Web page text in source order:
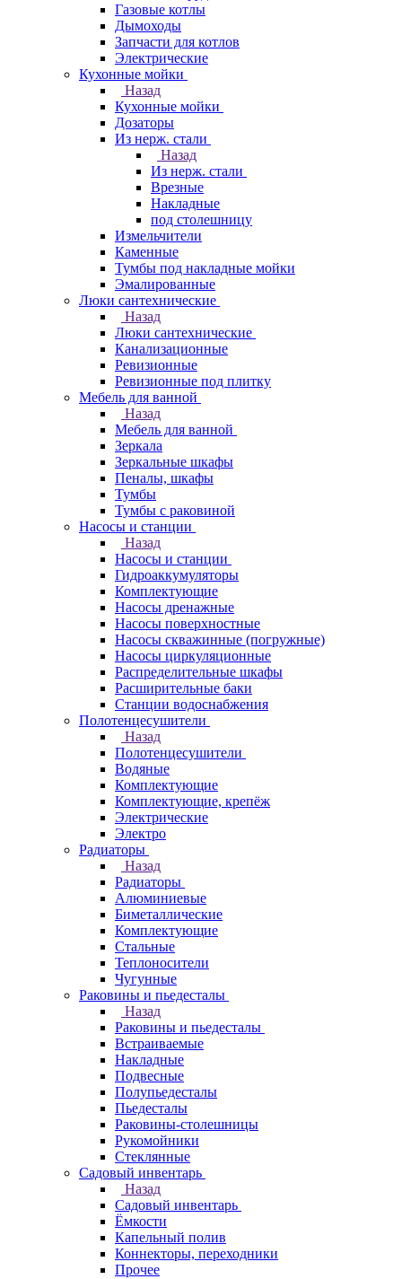
Газовые котлы
Дымоходы
Запчасти для котлов
Электрические
Кухонные мойки
Назад
Кухонные мойки
Дозаторы
Из нерж. стали
Назад
Из нерж. стали
Врезные
Накладные
под столешницу
Измельчители
Каменные
Тумбы под накладные мойки
Эмалированные
Люки сантехнические
Назад
Люки сантехнические
Канализационные
Ревизионные
Ревизионные под плитку
Мебель для ванной
Назад
Мебель для ванной
Зеркала
Зеркальные шкафы
Пеналы, шкафы
Тумбы
Тумбы с раковиной
Насосы и станции
Назад
Насосы и станции
Гидроаккумуляторы
Комплектующие
Насосы дренажные
Насосы поверхностные
Насосы скважинные (погружные)
Насосы циркуляционные
Распределительные шкафы
Расширительные баки
Станции водоснабжения
Полотенцесушители
Назад
Полотенцесушители
Водяные
Комплектующие
Комплектующие, крепёж
Электрические
Электро
Радиаторы
Назад
Радиаторы
Алюминиевые
Биметаллические
Комплектующие
Стальные
Теплоносители
Чугунные
Раковины и пьедесталы
Назад
Раковины и пьедесталы
Встраиваемые
Накладные
Подвесные
Полупьедесталы
Пьедесталы
Раковины-столешницы
Рукомойники
Стеклянные
Садовый инвентарь
Назад
Садовый инвентарь
Ёмкости
Капельный полив
Коннекторы, переходники
Прочее